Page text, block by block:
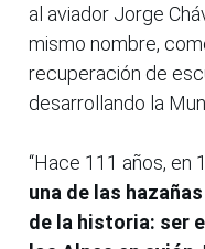
al aviador Jorge
mismo nombre,
recuperación de
desarrollando la
“Hace 111 años, en
una de las
de la historia: ser